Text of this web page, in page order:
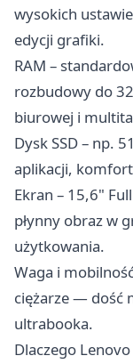
wysokich
edycji grafiki.
RAM –
rozbudowy do
biurowej i
Dysk SSD – np.
aplikacji,
Ekran – 15,6"
płynny obraz w
użytkowania.
Waga i
ciężarze — dość
ultrabooka.
Dlaczego